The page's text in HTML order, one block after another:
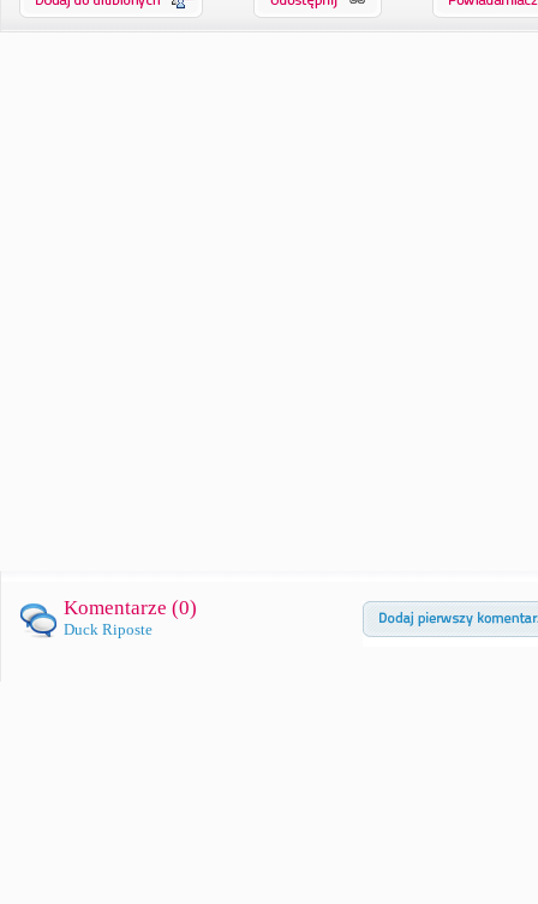
Komentarze (0)
Duck Riposte